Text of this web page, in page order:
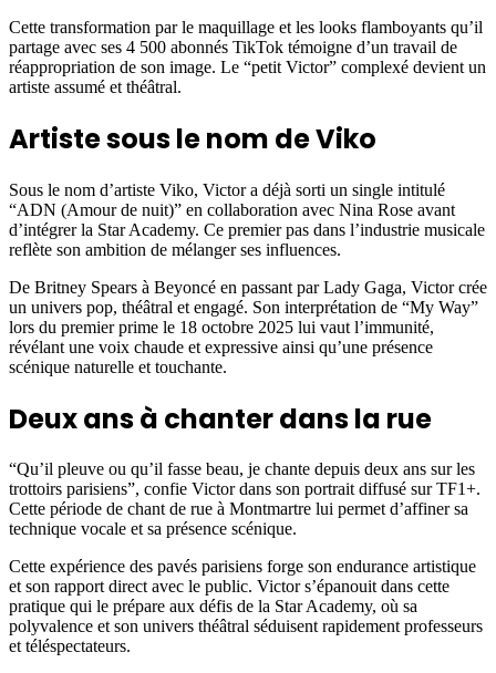
Cette transformation par le maquillage et les looks flamboyants qu’il
partage avec ses 4 500 abonnés TikTok témoigne d’un travail de
réappropriation de son image. Le “petit Victor” complexé devient un
artiste assumé et théâtral.
Artiste sous le nom de Viko
Sous le nom d’artiste Viko, Victor a déjà sorti un single intitulé
“ADN (Amour de nuit)” en collaboration avec Nina Rose avant
d’intégrer la Star Academy. Ce premier pas dans l’industrie musicale
reflète son ambition de mélanger ses influences.
De Britney Spears à Beyoncé en passant par Lady Gaga, Victor crée
un univers pop, théâtral et engagé. Son interprétation de “My Way”
lors du premier prime le 18 octobre 2025 lui vaut l’immunité,
révélant une voix chaude et expressive ainsi qu’une présence
scénique naturelle et touchante.
Deux ans à chanter dans la rue
“Qu’il pleuve ou qu’il fasse beau, je chante depuis deux ans sur les
trottoirs parisiens”, confie Victor dans son portrait diffusé sur TF1+.
Cette période de chant de rue à Montmartre lui permet d’affiner sa
technique vocale et sa présence scénique.
Cette expérience des pavés parisiens forge son endurance artistique
et son rapport direct avec le public. Victor s’épanouit dans cette
pratique qui le prépare aux défis de la Star Academy, où sa
polyvalence et son univers théâtral séduisent rapidement professeurs
et téléspectateurs.